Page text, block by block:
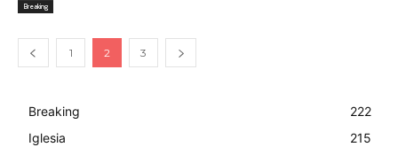
Breaking
1 2 3
Breaking
222
Iglesia
215